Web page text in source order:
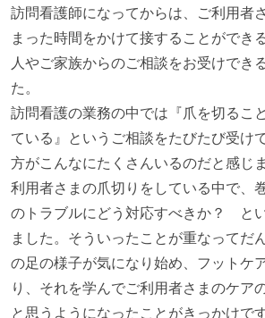
訪問看護師になってからは、ご利用者
まった時間をかけて接することができ
人やご家族からのご相談をお受けでき
た。
訪問看護の業務の中では『爪を切るこ
ている』というご相談をたびたび受け
方がこんなにたくさんいるのだと感じ
利用者さまの爪切りをしている中で、
のトラブルにどう対応すべきか？ と
ました。そういったことが重なってだ
の足の様子が気になり始め、フットケ
り、それを学んでご利用者さまのケア
と思うようになったことがきっかけです